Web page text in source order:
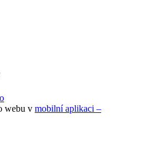
webu v mobilní aplikaci –